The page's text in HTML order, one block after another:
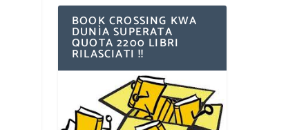
BOOK CROSSING KWA
DUNÌA SUPERATA
QUOTA 2200 LIBRI
RILASCIATI !!